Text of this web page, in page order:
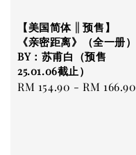
【美国简体 || 预售】
《亲密距离》（全一册）
BY：苏甫白（预售
25.01.06截止）
Regular
RM 154.90 -RM 166.90